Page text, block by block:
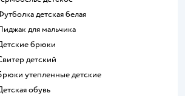
Футболка детская белая
Пиджак для мальчика
Детские брюки
Свитер детский
Брюки утепленные детские
Детская обувь